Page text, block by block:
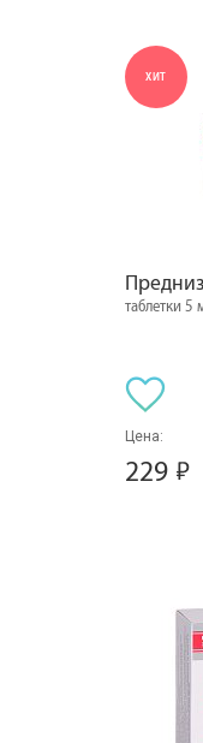
ХИТ
таблетки 5
Цена:
229